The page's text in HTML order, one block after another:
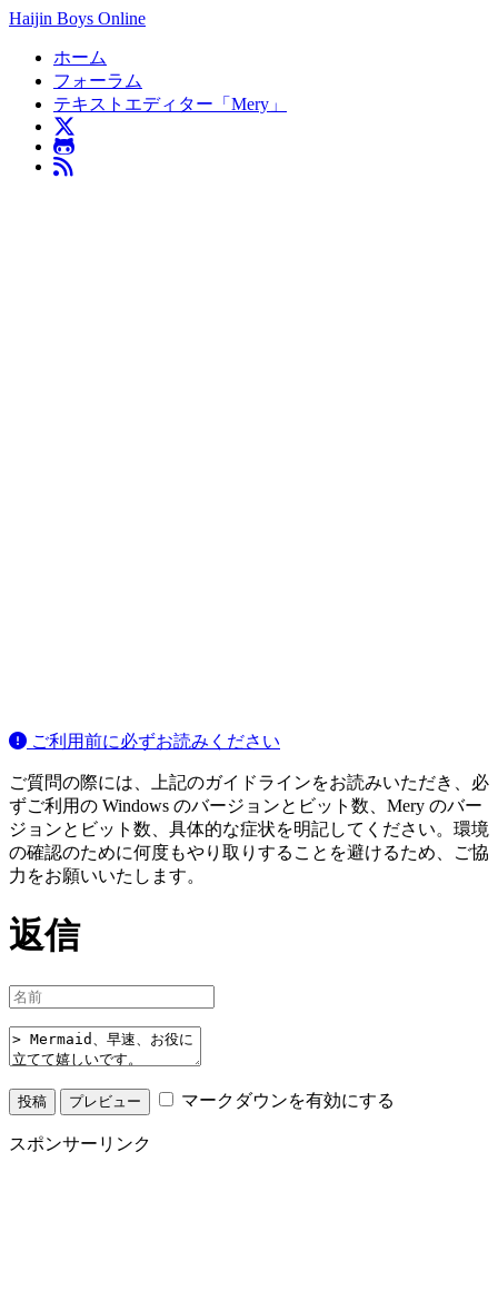
Haijin Boys Online
ホーム
フォーラム
テキストエディター「Mery」
ご利用前に必ずお読みください
ご質問の際には、上記のガイドラインをお読みいただき、必
ずご利用の Windows のバージョンとビット数、Mery のバー
ジョンとビット数、具体的な症状を明記してください。環境
の確認のために何度もやり取りすることを避けるため、ご協
力をお願いいたします。
返信
マークダウンを有効にする
スポンサーリンク